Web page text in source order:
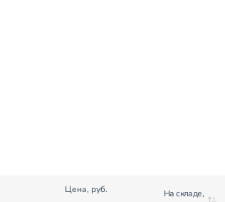
Цена, руб.
На складе,